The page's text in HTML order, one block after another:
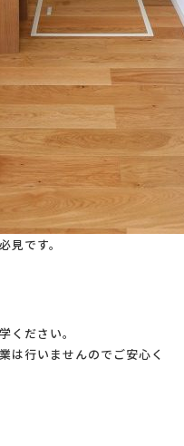
見です。
ください。
は行いませんのでご安心く